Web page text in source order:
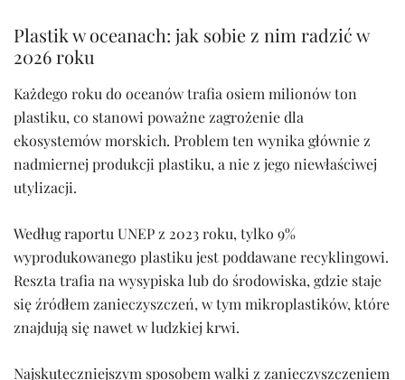
Plastik w oceanach: jak sobie z nim radzić w
2026 roku
Każdego roku do oceanów trafia osiem milionów ton
plastiku, co stanowi poważne zagrożenie dla
ekosystemów morskich. Problem ten wynika głównie z
nadmiernej produkcji plastiku, a nie z jego niewłaściwej
utylizacji.
Według raportu UNEP z 2023 roku, tylko 9%
wyprodukowanego plastiku jest poddawane recyklingowi.
Reszta trafia na wysypiska lub do środowiska, gdzie staje
się źródłem zanieczyszczeń, w tym mikroplastików, które
znajdują się nawet w ludzkiej krwi.
Najskuteczniejszym sposobem walki z zanieczyszczeniem